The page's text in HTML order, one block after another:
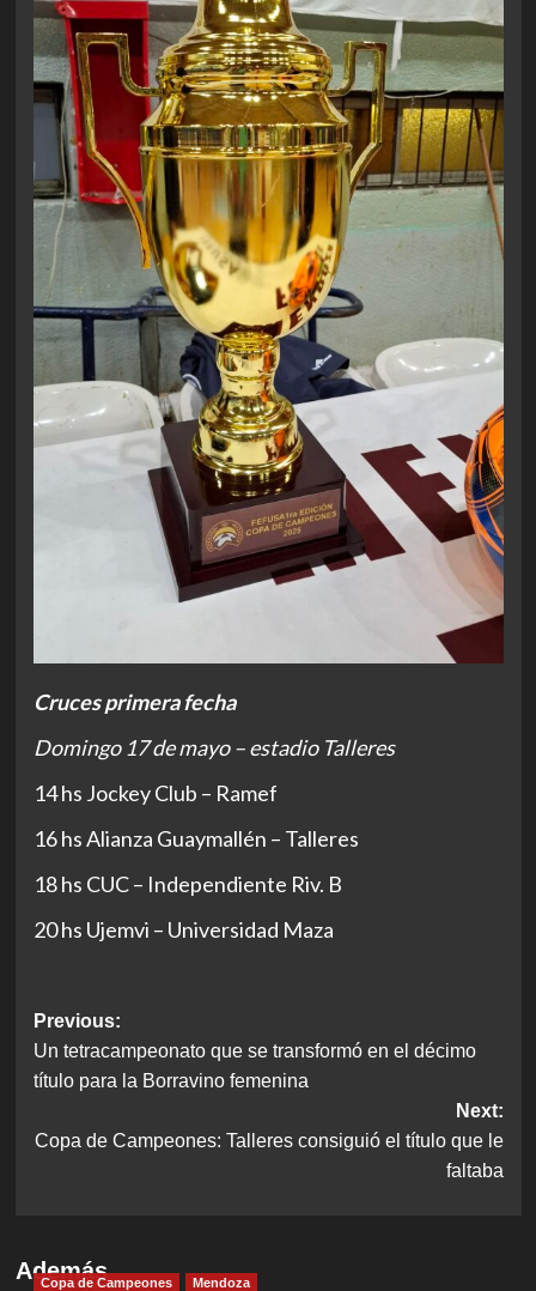
Cruces primera fecha
Domingo 17 de mayo – estadio Talleres
14 hs Jockey Club – Ramef
16 hs Alianza Guaymallén – Talleres
18 hs CUC – Independiente Riv. B
20 hs Ujemvi – Universidad Maza
Post
navigation
Previous:
Un tetracampeonato que se transformó en el décimo
título para la Borravino femenina
Next:
Copa de Campeones: Talleres consiguió el título que le
faltaba
Además
Copa de Campeones Mendoza